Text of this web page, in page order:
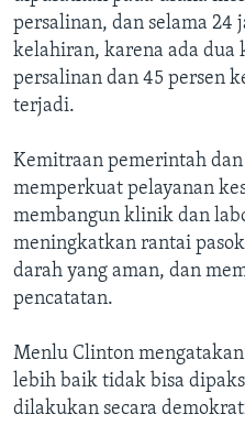
persalinan, dan selama 24
kelahiran, karena ada dua
persalinan dan 45 persen
terjadi.
Kemitraan pemerintah
memperkuat pelayanan
membangun klinik dan
meningkatkan rantai
darah yang aman, dan
pencatatan.
Menlu Clinton
lebih baik tidak bisa
dilakukan secara